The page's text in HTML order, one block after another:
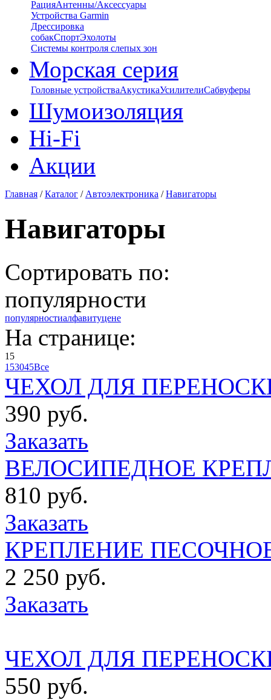
РацияАнтенны/Аксессуары
Устройства Garmin
Дрессировка
собакСпортЭхолоты
Системы контроля слепых зон
Морская серия
Головные устройстваАкустикаУсилителиСабвуферы
Шумоизоляция
Hi-Fi
Акции
Главная /Каталог / Автоэлектроника /Навигаторы
Навигаторы
Сортировать по:
популярности
популярностиалфавитуцене
На странице:
15
153045Все
ЧЕХОЛ ДЛЯ ПЕРЕНОСКИ
390 руб.
Заказать
ВЕЛОCИПЕДНОЕ
810 руб.
Заказать
КРЕПЛЕНИЕ ПЕСОЧНОЕ
2 250 руб.
Заказать
ЧЕХОЛ ДЛЯ ПЕРЕНОСКИ
550 руб.